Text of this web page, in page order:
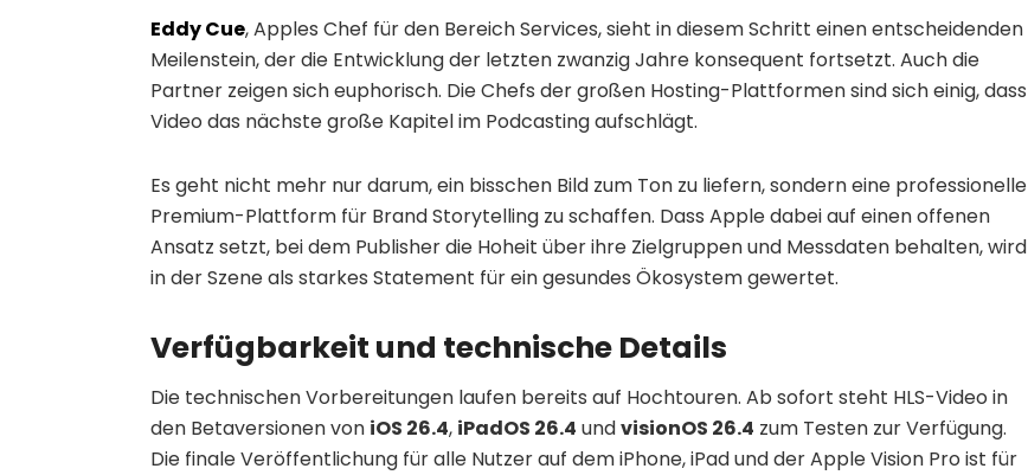
Eddy Cue, Apples Chef für den Bereich Services, sieht in diesem Schritt einen entscheidenden
Meilenstein, der die Entwicklung der letzten zwanzig Jahre konsequent fortsetzt. Auch die
Partner zeigen sich euphorisch. Die Chefs der großen Hosting-Plattformen sind sich einig, dass
Video das nächste große Kapitel im Podcasting aufschlägt.
Es geht nicht mehr nur darum, ein bisschen Bild zum Ton zu liefern, sondern eine professionelle
Premium-Plattform für Brand Storytelling zu schaffen. Dass Apple dabei auf einen offenen
Ansatz setzt, bei dem Publisher die Hoheit über ihre Zielgruppen und Messdaten behalten, wird
in der Szene als starkes Statement für ein gesundes Ökosystem gewertet.
Verfügbarkeit und technische Details
Die technischen Vorbereitungen laufen bereits auf Hochtouren. Ab sofort steht HLS-Video in
den Betaversionen von iOS 26.4, iPadOS 26.4 undvisionOS 26.4 zum Testen zur Verfügung.
Die finale Veröffentlichung für alle Nutzer auf dem iPhone, iPad und der Apple Vision Pro ist für